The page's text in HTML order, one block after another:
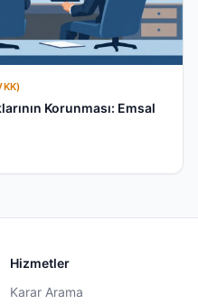
Korunması: Emsal
Hizmetler
Karar Arama